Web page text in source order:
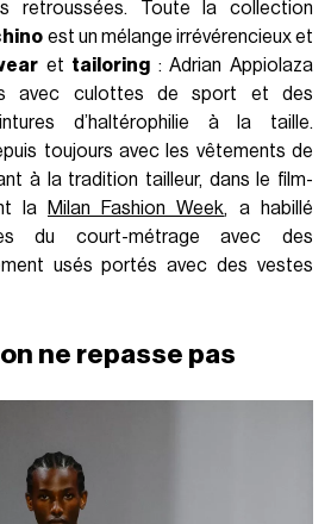
retroussées. Toute la collection
est un mélange irrévérencieux et
et tailoring : Adrian Appiolaza
avec culottes de sport et des
d’haltérophilie à la taille.
toujours avec les vêtements de
à la tradition tailleur, dans le film-
la
Milan Fashion Week, a habillé
du court-métrage avec des
usés portés avec des vestes
ne repasse pas